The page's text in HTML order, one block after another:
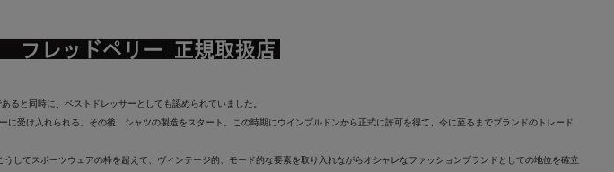
ると同時に、ベストドレッサーとしても認められていました。
受け入れられる。その後、シャツの製造をスタート。この時期にウインブルドンから正式に許可を得て、今に至るまでブランドのトレード
してスポーツウェアの枠を超えて、ヴィンテージ的、モード的な要素を取り入れながらオシャレなファッションブランドとしての地位を確立